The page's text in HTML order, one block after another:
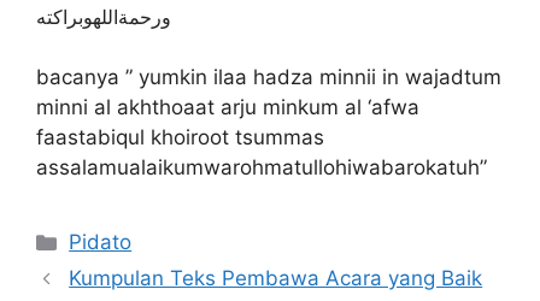
ورحمةاللهوبراكته
bacanya ” yumkin ilaa hadza minnii in wajadtum
minni al akhthoaat arju minkum al ‘afwa
faastabiqul khoiroot tsummas
assalamualaikumwarohmatullohiwabarokatuh”
Kategori
Pidato
Kumpulan Teks Pembawa Acara yang Baik